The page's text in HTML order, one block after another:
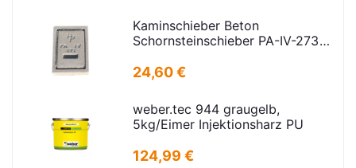
Kaminschieber Beton
Schornsteinschieber PA-IV-273
16,5x24,5cm
24,60 €
weber.tec 944 graugelb,
5kg/Eimer Injektionsharz PU
124,99 €